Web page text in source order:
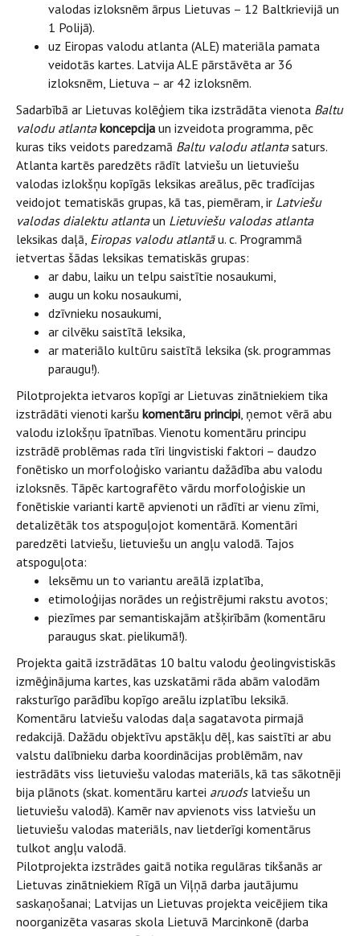
valodas izloksnēm ārpus Lietuvas – 12 Baltkrievijā un
1 Polijā).
uz Eiropas valodu atlanta (ALE) materiāla pamata
veidotās kartes. Latvija ALE pārstāvēta ar 36
izloksnēm, Lietuva – ar 42 izloksnēm.
Sadarbībā ar Lietuvas kolēģiem tika izstrādāta vienota Baltu
valodu atlanta koncepcija un izveidota programma, pēc
kuras tiks veidots paredzamā Baltu valodu atlantasaturs.
Atlanta kartēs paredzēts rādīt latviešu un lietuviešu
valodas izlokšņu kopīgās leksikas areālus, pēc tradīcijas
veidojot tematiskās grupas, kā tas, piemēram, ir Latviešu
valodas dialektu atlantaun Lietuviešu valodas atlanta
leksikas daļā, Eiropas valodu atlantāu. c. Programmā
ietvertas šādas leksikas tematiskās grupas:
ar dabu, laiku un telpu saistītie nosaukumi,
augu un koku nosaukumi,
dzīvnieku nosaukumi,
ar cilvēku saistītā leksika,
ar materiālo kultūru saistītā leksika (sk. programmas
paraugu!).
Pilotprojekta ietvaros kopīgi ar Lietuvas zinātniekiem tika
izstrādāti vienoti karšu komentāru principi, ņemot vērā abu
valodu izlokšņu īpatnības. Vienotu komentāru principu
izstrādē problēmas rada tīri lingvistiski faktori – daudzo
fonētisko un morfoloģisko variantu dažādība abu valodu
izloksnēs. Tāpēc kartografēto vārdu morfoloģiskie un
fonētiskie varianti kartē apvienoti un rādīti ar vienu zīmi,
detalizētāk tos atspoguļojot komentārā. Komentāri
paredzēti latviešu, lietuviešu un angļu valodā. Tajos
atspoguļota:
leksēmu un to variantu areālā izplatība,
etimoloģijas norādes un reģistrējumi rakstu avotos;
piezīmes par semantiskajām atšķirībām (komentāru
paraugus skat. pielikumā!).
Projekta gaitā izstrādātas 10 baltu valodu ģeolingvistiskās
izmēģinājuma kartes, kas uzskatāmi rāda abām valodām
raksturīgo parādību kopīgo areālu izplatību leksikā.
Komentāru latviešu valodas daļa sagatavota pirmajā
redakcijā. Dažādu objektīvu apstākļu dēļ, kas saistīti ar abu
valstu dalībnieku darba koordinācijas problēmām, nav
iestrādāts viss lietuviešu valodas materiāls, kā tas sākotnēji
bija plānots (skat. komentāru kartei aruodslatviešu un
lietuviešu valodā). Kamēr nav apvienots viss latviešu un
lietuviešu valodas materiāls, nav lietderīgi komentārus
tulkot angļu valodā.
Pilotprojekta izstrādes gaitā notika regulāras tikšanās ar
Lietuvas zinātniekiem Rīgā un Viļņā darba jautājumu
saskaņošanai; Latvijas un Lietuvas projekta veicējiem tika
noorganizēta vasaras skola Lietuvā Marcinkonē (darba